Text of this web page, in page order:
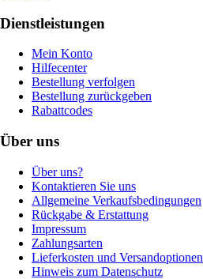
Dienstleistungen
Mein Konto
Hilfecenter
Bestellung verfolgen
Bestellung zurückgeben
Rabattcodes
Über uns
Über uns?
Kontaktieren Sie uns
Allgemeine Verkaufsbedingungen
Rückgabe & Erstattung
Impressum
Zahlungsarten
Lieferkosten und Versandoptionen
Hinweis zum Datenschutz